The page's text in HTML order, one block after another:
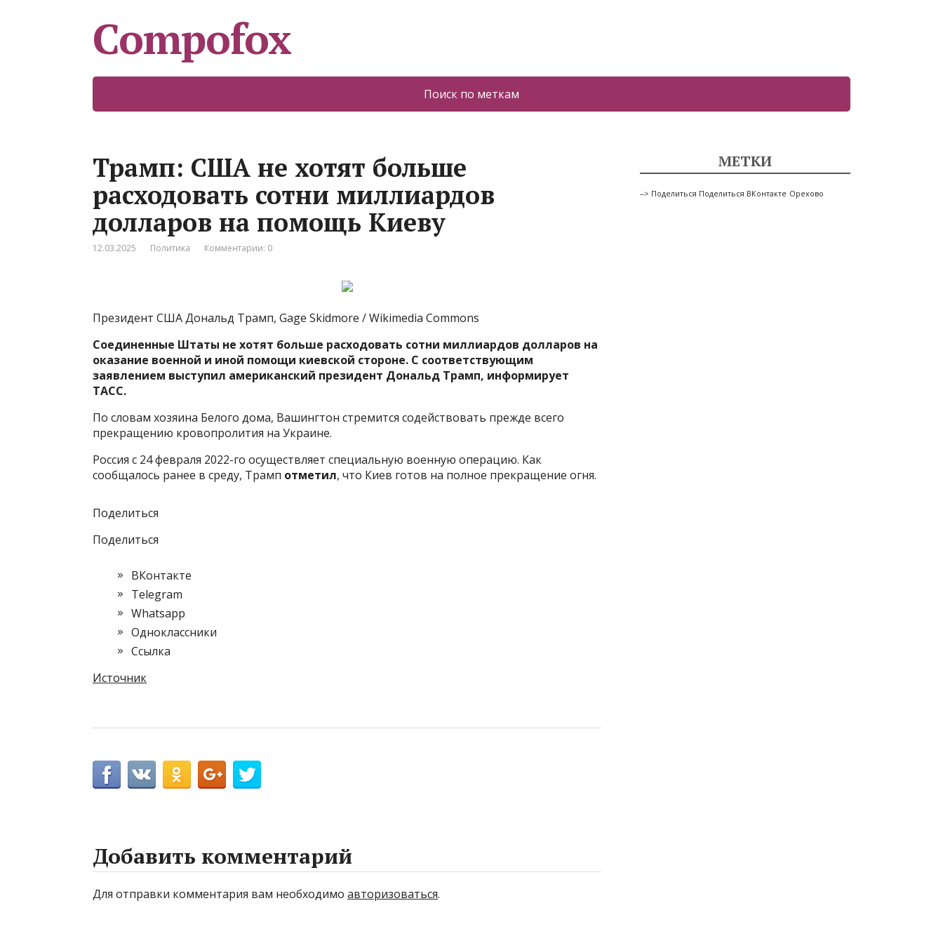
Compofox
Поиск по меткам
Трамп: США не хотят больше
расходовать сотни миллиардов
долларов на помощь Киеву
12.03.2025 Политика Комментарии: 0
Президент США Дональд Трамп, Gage Skidmore / Wikimedia Commons
Соединенные Штаты не хотят больше расходовать сотни миллиардов долларов на
оказание военной и иной помощи киевской стороне. С соответствующим
заявлением выступил американский президент Дональд Трамп, информирует
ТАСС.
По словам хозяина Белого дома, Вашингтон стремится содействовать прежде всего
прекращению кровопролития на Украине.
Россия с 24 февраля 2022-го осуществляет специальную военную операцию. Как
сообщалось ранее в среду, Трамп отметил, что Киев готов на полное прекращение огня.
Поделиться
Поделиться
ВКонтакте
Telegram
Whatsapp
Одноклассники
Cсылка
Источник
Добавить комментарий
Для отправки комментария вам необходимо авторизоваться.
МЕТКИ
--> Поделиться Поделиться ВКонтакте Орехово